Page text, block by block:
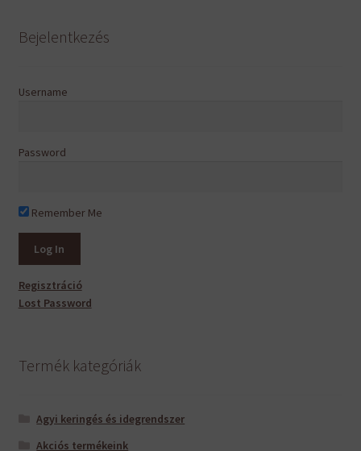
Bejelentkezés
Username
Password
Remember Me
Regisztráció
Lost Password
Termék kategóriák
Agyi keringés és idegrendszer
Akciós termékeink